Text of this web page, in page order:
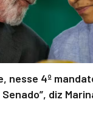
nesse 4º
diz